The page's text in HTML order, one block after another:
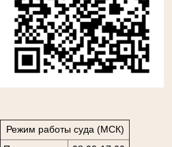
Режим работы суда (МСК)